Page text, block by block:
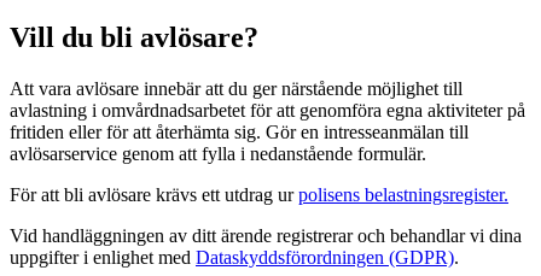
Vill du bli avlösare?
Att vara avlösare innebär att du ger närstående möjlighet till
avlastning i omvårdnadsarbetet för att genomföra egna aktiviteter på
fritiden eller för att återhämta sig. Gör en intresseanmälan till
avlösarservice genom att fylla i nedanstående formulär.
För att bli avlösare krävs ett utdrag urpolisens belastningsregister.
Vid handläggningen av ditt ärende registrerar och behandlar vi dina
uppgifter i enlighet med Dataskyddsförordningen (GDPR).